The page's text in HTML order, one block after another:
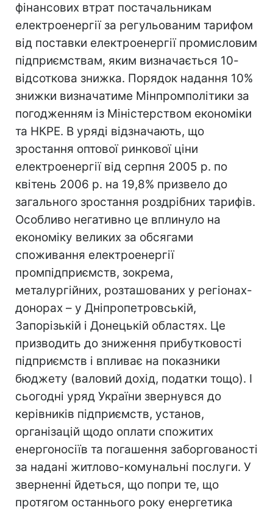
фінансових втрат постачальникам
електроенергії за регульованим тарифом
від поставки електроенергії промисловим
підприємствам, яким визначається 10-
відсоткова знижка. Порядок надання 10%
знижки визначатиме Мінпромполітики за
погодженням із Міністерством економіки
та НКРЕ. В уряді відзначають, що
зростання оптової ринкової ціни
електроенергії від серпня 2005 р. по
квітень 2006 р. на 19,8% призвело до
загального зростання роздрібних тарифів.
Особливо негативно це вплинуло на
економіку великих за обсягами
споживання електроенергії
промпідприємств, зокрема,
металургійних, розташованих у регіонах-
донорах – у Дніпропетровській,
Запорізькій і Донецькій областях. Це
призводить до зниження прибутковості
підприємств і впливає на показники
бюджету (валовий дохід, податки тощо). І
сьогодні уряд України звернувся до
керівників підприємств, установ,
організацій щодо оплати спожитих
енергоносіїв та погашення заборгованості
за надані житлово-комунальні послуги. У
зверненні йдеться, що попри те, що
протягом останнього року енергетика